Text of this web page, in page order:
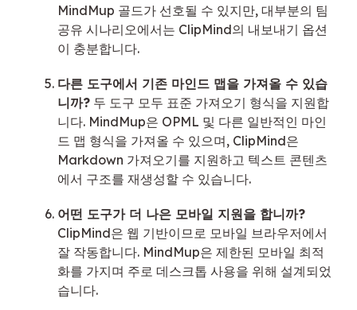
MindMup 골드가 선호될 수 있지만, 대부분의 팀
공유 시나리오에서는 ClipMind의 내보내기 옵션
이 충분합니다.
다른 도구에서 기존 마인드 맵을 가져올 수 있습
니까? 두 도구 모두 표준 가져오기 형식을 지원합
니다. MindMup은 OPML 및 다른 일반적인 마인
드 맵 형식을 가져올 수 있으며, ClipMind은
Markdown 가져오기를 지원하고 텍스트 콘텐츠
에서 구조를 재생성할 수 있습니다.
어떤 도구가 더 나은 모바일 지원을 합니까?
ClipMind은 웹 기반이므로 모바일 브라우저에서
잘 작동합니다. MindMup은 제한된 모바일 최적
화를 가지며 주로 데스크톱 사용을 위해 설계되었
습니다.